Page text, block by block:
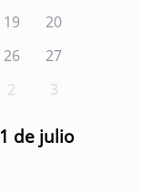
19
20
26
27
2 3
de julio